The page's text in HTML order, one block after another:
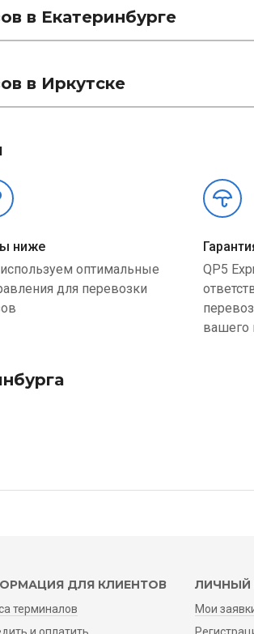
в Екатеринбурге
в Иркутске
ниже
оптимальные
для перевозки
QP5
вашего
ДЛЯ КЛИЕНТОВ
терминалов
ЛИЧНЫЙ
Мои